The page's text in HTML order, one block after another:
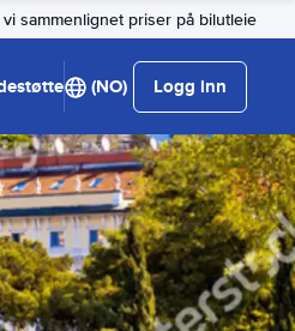
vi sammenlignet priser på bilutleie
(NO) Logg inn